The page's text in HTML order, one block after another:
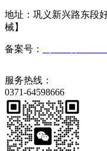
地址：巩义新兴路东段
械】
备案号：
服务热线：
0371-64598666